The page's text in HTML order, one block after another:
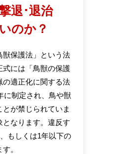
退･退治
のか？
獣保護法」という法
式には「鳥獣の保護
の適正化に関する法
に制定され、鳥や獣
が禁じられていま
なります。違反す
もしくは1年以下の
。